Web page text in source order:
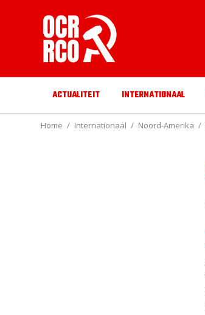
ACTUALITEIT INTERNATIONAAL
Home Internationaal Noord-Amerika